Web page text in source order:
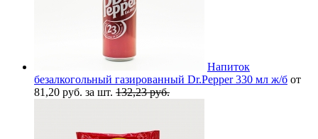
Напиток
безалкогольный газированный Dr.Pepper 330 мл ж/б от
81,20 руб. за шт. 132,23 руб.